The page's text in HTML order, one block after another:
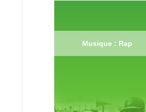
Musique : Rap